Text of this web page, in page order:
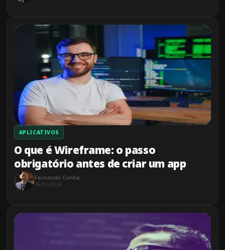
APLICATIVOS
O que é Wireframe: o passo
obrigatório antes de criar um app
Fernando Cunha
16/01/2026